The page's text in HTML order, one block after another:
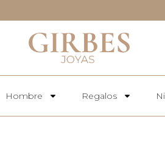
Hombre Regalos